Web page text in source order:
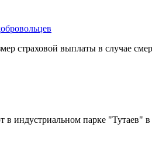
страховой выплаты в случае
индустриальном парке "Тутаев"